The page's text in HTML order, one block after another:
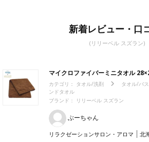
新着レビュー・口
(リリーベル スズラン)
マイクロファイバーミニタオル
カテゴリ： タオル/洗剤 タオル/バ
ンドタオル
ブランド： リリーベル スズラン
ぶーちゃん
リラクゼーションサロン・アロマ
北